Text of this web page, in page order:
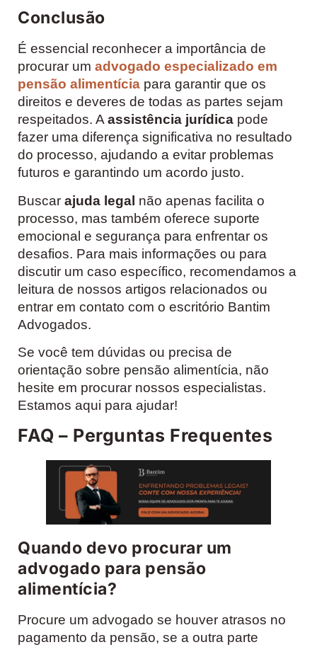
Conclusão
É essencial reconhecer a importância de
procurar um advogado especializado em
pensão alimentícia para garantir que os
direitos e deveres de todas as partes sejam
respeitados. A assistência jurídica pode
fazer uma diferença significativa no resultado
do processo, ajudando a evitar problemas
futuros e garantindo um acordo justo.
Buscar ajuda legal não apenas facilita o
processo, mas também oferece suporte
emocional e segurança para enfrentar os
desafios. Para mais informações ou para
discutir um caso específico, recomendamos a
leitura de nossos artigos relacionados ou
entrar em contato com o escritório Bantim
Advogados.
Se você tem dúvidas ou precisa de
orientação sobre pensão alimentícia, não
hesite em procurar nossos especialistas.
Estamos aqui para ajudar!
FAQ – Perguntas Frequentes
Quando devo procurar um
advogado para pensão
alimentícia?
Procure um advogado se houver atrasos no
pagamento da pensão, se a outra parte